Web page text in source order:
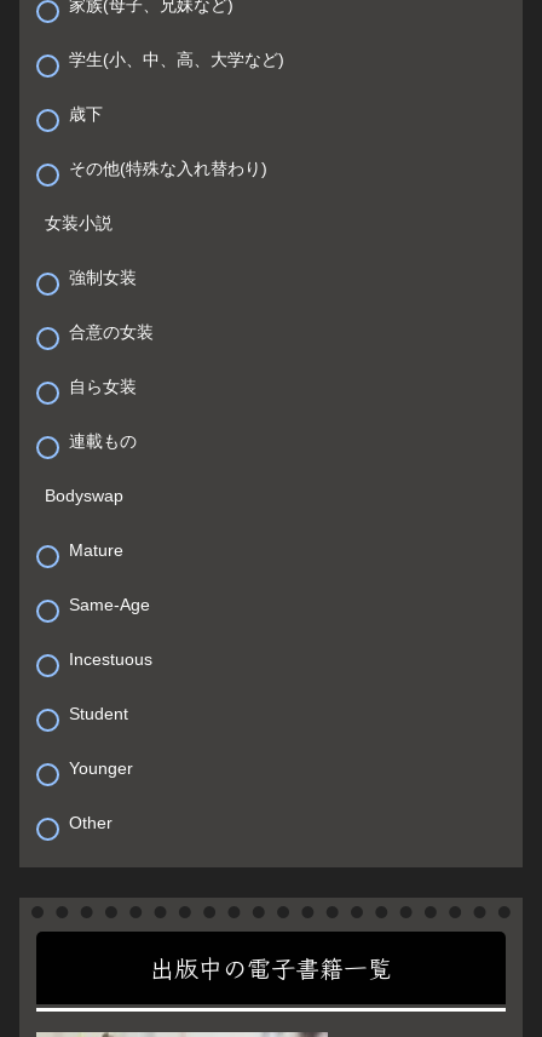
家族(母子、兄妹など)
学生(小、中、高、大学など)
歳下
その他(特殊な入れ替わり)
女装小説
強制女装
合意の女装
自ら女装
連載もの
Bodyswap
Mature
Same-Age
Incestuous
Student
Younger
Other
出版中の電子書籍一覧